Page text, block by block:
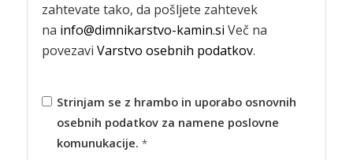
zahtevate tako, da pošljete zahtevek
na info@dimnikarstvo-kamin.si Več na
povezavi Varstvo osebnih podatkov.
Strinjam se z hrambo in uporabo osnovnih
osebnih podatkov za namene poslovne
komunukacije.*